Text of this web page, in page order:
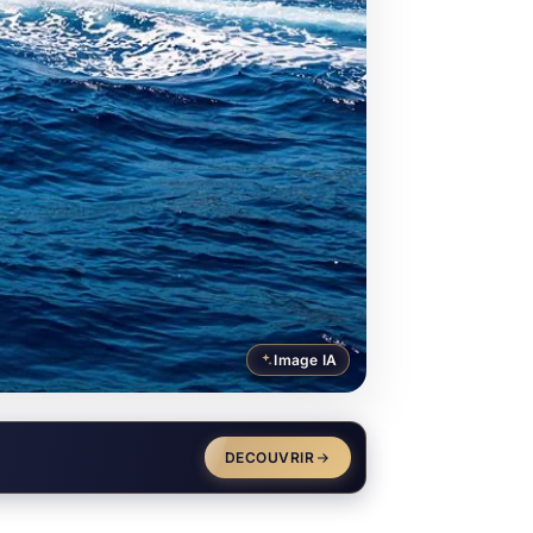
Image IA
DECOUVRIR